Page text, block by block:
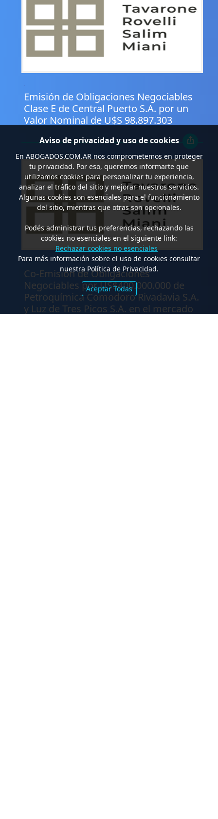
Emisión de Obligaciones Negociables
Clase E de Central Puerto S.A. por un
Valor Nominal de U$S 98.897.303
.
Co-Emisión de Obligaciones
Negociables por US$400.000.000 de
Petroquímica Comodoro Rivadavia S.A.
y Luz de Tres Picos S.A. en el mercado
Aviso de privacidad y uso de cookies
En ABOGADOS.COM.ARnos comprometemos en proteger
tu privacidad. Por eso, queremos informarte que
utilizamos cookies para personalizar tu experiencia,
analizar el tráfico del sitio y mejorar nuestros servicios.
Algunas cookies son esenciales para el funcionamiento
del sitio, mientras que otras son opcionales.
Podés administrar tus preferencias, rechazando las
cookies no esenciales en el siguiente link:
Rechazar cookies no esenciales
Para más información sobre el uso de cookies consultar
nuestra Política de Privacidad.
Aceptar Todas